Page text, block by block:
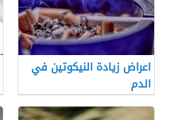
اعراض زيادة النيكوتين في
الدم